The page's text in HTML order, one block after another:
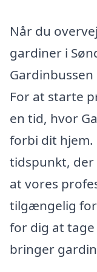
Når du
gardiner i
For at starte
en tid, hvor
forbi dit
tidspunkt, der
at vores
tilgængelig
for dig at
bringer